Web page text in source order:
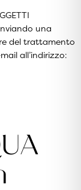
una
del trattamento
all’indirizzo: